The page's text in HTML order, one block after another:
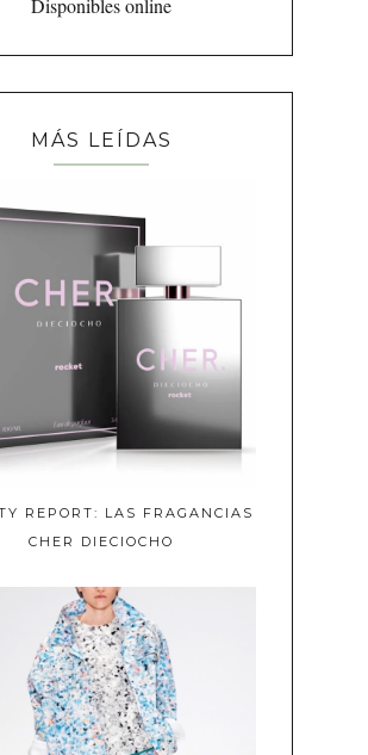
Disponibles online
MÁS LEÍDAS
REPORT: LAS FRAGANCIAS
CHER DIECIOCHO